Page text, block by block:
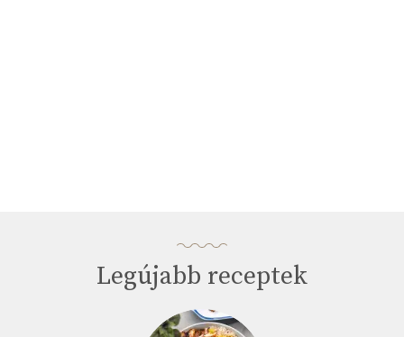
Legújabb receptek